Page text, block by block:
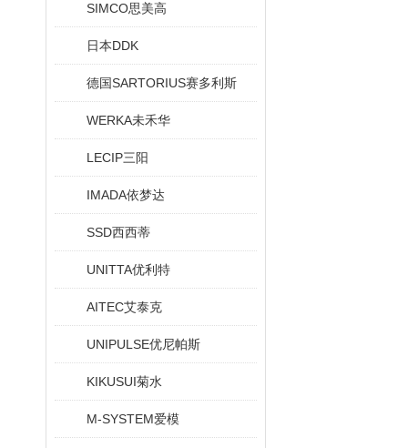
SIMCO思美高
日本DDK
德国SARTORIUS赛多利斯
WERKA未禾华
LECIP三阳
IMADA依梦达
SSD西西蒂
UNITTA优利特
AITEC艾泰克
UNIPULSE优尼帕斯
KIKUSUI菊水
M-SYSTEM爱模